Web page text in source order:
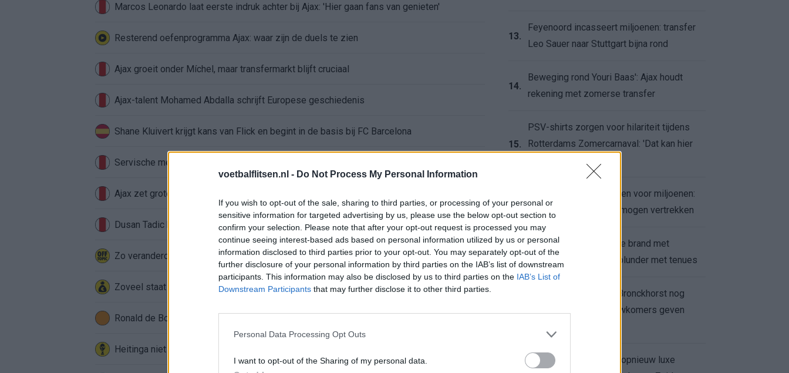
voetbalflitsen.nl - Do Not Process My Personal Information
If you wish to opt-out of the sale, sharing to third parties, or processing of your personal or
sensitive information for targeted advertising by us, please use the below opt-out section to
confirm your selection. Please note that after your opt-out request is processed you may
continue seeing interest-based ads based on personal information utilized by us or personal
information disclosed to third parties prior to your opt-out. You may separately opt-out of the
further disclosure of your personal information by third parties on the IAB’s list of downstream
participants. This information may also be disclosed by us to third parties on the IAB’s List of
Downstream Participants that may further disclose it to other third parties.
Personal Data Processing Opt Outs
I want to opt-out of the Sharing of my personal data.
Marcos Leonardo laat eerste indruk achter bij Ajax: 'Hier gaan fans van genieten'
Resterend oefenprogramma Ajax: waar zijn de duels te zien
Ajax groeit onder Míchel, maar transfermarkt blijft cruciaal
Ajax-talent Mohamed Abdalla schrijft Europese geschiedenis
Shane Kluivert krijgt kans van Flick en begint in de basis bij FC Barcelona
Servische media vergelijken Ajax-talent Abdellah Ouazane met Lionel Messi
Ajax zet grote stap richting volgende ronde na ruime zege op Vojvodina
Dusan Tadic kijkt met bijzondere gevoelens naar Ajax - Vojvodina
Zo veranderde de relatie tussen Rafael van der Vaart en Sylvie Meis door de jaren heen
Zoveel staat er financieel op het spel voor Ajax en FC Twente in Europa
Ronald de Boer noemt Reiziger als bondscoach: "Kampioen met Jong Ajax"
Heitinga niet langer alleen: Argentijn schrijft geschiedenis met rode kaart in WK-finale
13.
Feyenoord incasseert miljoenen: transfer
Leo Sauer naar Stuttgart bijna rond
14.
Beweging rond Youri Baas': Ajax houdt
rekening met zomerse transfer
15.
PSV-shirts zorgen voor hilariteit tijdens
Rotterdams Zomercarnaval: 'Dat kan hier
16.
Feyenoord zet deur open voor miljoenen:
Ueda en Hadj Moussa mogen vertrekken
17.
Ajax helpt Burnley uit de brand met
afgeknipte sokken na blunder met tenues
Feyenoord onder Van Bronckhorst nog
altijd ongeslagen: nieuwkomers geven
Hakim Ziyech verhuurt opnieuw luxe